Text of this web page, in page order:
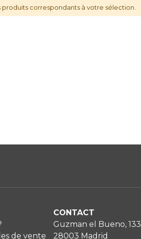
correspondants à votre sélection.
de vente
CONTACT
Guzman el Bueno, 133
28003 Madrid